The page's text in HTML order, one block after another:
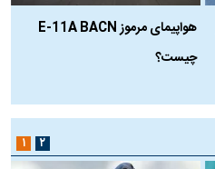
هواپیمای مرموز E-11A BACN
چیست؟
۱ ۲